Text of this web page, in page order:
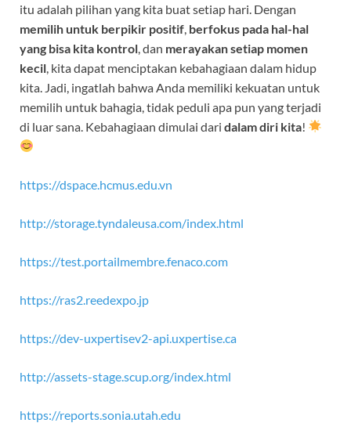
itu adalah pilihan yang kita buat setiap hari. Dengan
memilih untuk berpikir positif berfokus pada hal-hal
yang bisa kita kontrol , dan merayakan setiap momen
kecil , kita dapat menciptakan kebahagiaan dalam hidup
kita. Jadi, ingatlah bahwa Anda memiliki kekuatan untuk
memilih untuk bahagia, tidak peduli apa pun yang terjadi
di luar sana. Kebahagiaan dimulai dari dalam diri kita!
https://dspace.hcmus.edu.vn
http://storage.tyndaleusa.com/index.html
https://test.portailmembre.fenaco.com
https://ras2.reedexpo.jp
https://dev-uxpertisev2-api.uxpertise.ca
http://assets-stage.scup.org/index.html
https://reports.sonia.utah.edu